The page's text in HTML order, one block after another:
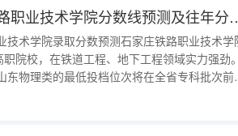
2026年石家庄铁
技术学院录取分数预测石家庄铁路职业技术学
院校，在铁道工程、地下工程领域实力强劲
东物理类的最低投档位次将在全省专科批次前
分。其铁道工程技术、地下与隧道工程技